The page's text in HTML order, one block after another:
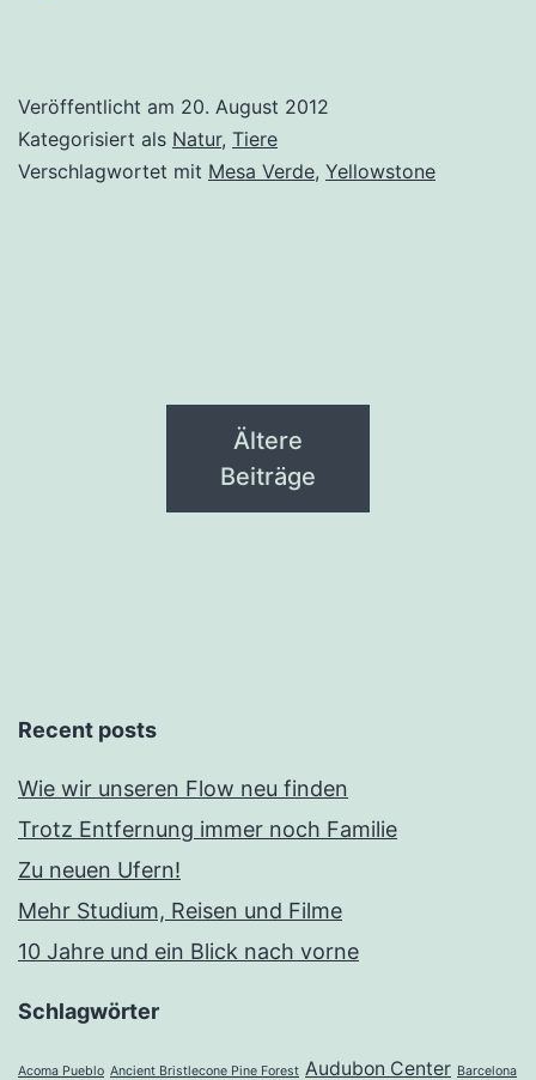
Veröffentlicht am 20. August 2012
Kategorisiert als Natur, Tiere
Verschlagwortet mit Mesa Verde, Yellowstone
Ältere
Beiträge
Recent posts
Wie wir unseren Flow neu finden
Trotz Entfernung immer noch Familie
Zu neuen Ufern!
Mehr Studium, Reisen und Filme
10 Jahre und ein Blick nach vorne
Schlagwörter
Acoma Pueblo Ancient Bristlecone Pine Forest Audubon Center Barcelona